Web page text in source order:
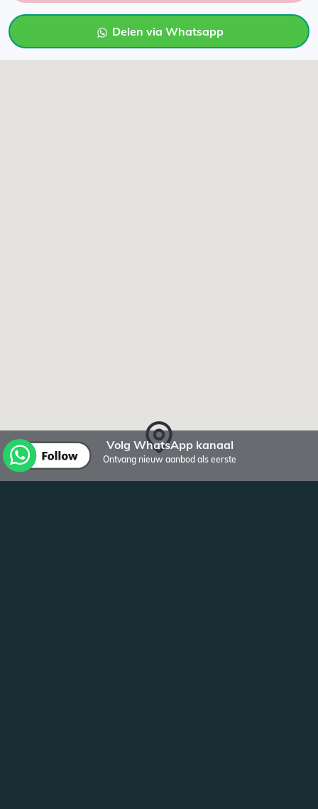
Delen via Whatsapp
Volg WhatsApp kanaal
Ontvang nieuw aanbod als eerste